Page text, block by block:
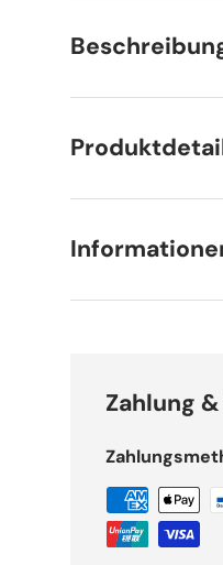
Zahlung